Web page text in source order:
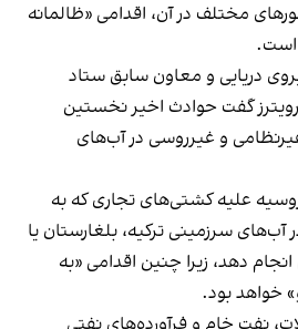
مختلف در آن، اقدامی «ظالمانه
است.
دریایی و معاون سابق ستاد
رویترز گفت حوادث اخیر نخستین
و غیرروسی در آب‌های
علیه کشتی‌های تجاری که به‌
سرزمینی ترکیه، بلغارستان یا
انجام دهد، زیرا چنین اقدامی «به
خواهد بود.